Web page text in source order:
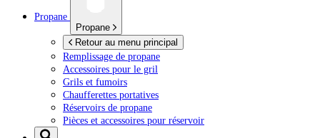
Propane
Propane
Retour au menu principal
Remplissage de propane
Accessoires pour le gril
Grils et fumoirs
Chaufferettes portatives
Réservoirs de propane
Pièces et accessoires pour réservoir